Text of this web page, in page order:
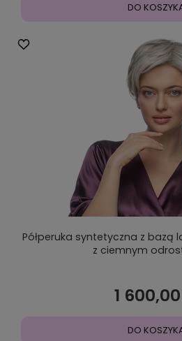
DO
Półperuka syntetyczna z bazą
z ciemnym
1 600,00
DO